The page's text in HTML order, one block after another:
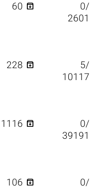
60 
0/
2601
228 
5/
10117
1116 
0/
39191
106 
0/